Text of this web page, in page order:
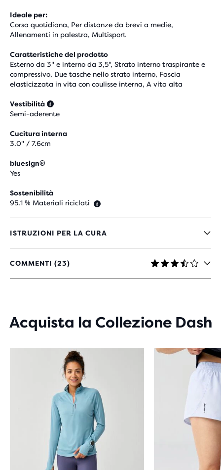
Ideale per:
Corsa quotidiana, Per distanze da brevi a medie,
Allenamenti in palestra, Multisport
Caratteristiche del prodotto
Esterno da 3" e interno da 3,5", Strato interno traspirante e
compressivo, Due tasche nello strato interno, Fascia
elasticizzata in vita con coulisse interna, A vita alta
Vestibilità
Semi-aderente
Cucitura interna
3.0" / 7.6cm
bluesign®
Yes
Sostenibilità
95.1 % Materiali riciclati
ISTRUZIONI PER LA CURA
COMMENTI (23)
3,6
SU
23
RECENSIONI
Acquista la Collezione Dash